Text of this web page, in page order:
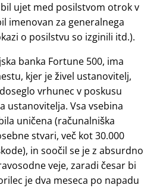
ujet med posilstvom otrok v
imenovan za generalnega
o posilstvu so izginili itd.).
banka Fortune 500, ima
kjer je živel ustanovitelj,
vrhunec v poskusu
ustanovitelja. Vsa vsebina
uničena (računalniška
stvari, več kot 30.000
in soočil se je z absurdno
veje, zaradi česar bi
je dva meseca po napadu